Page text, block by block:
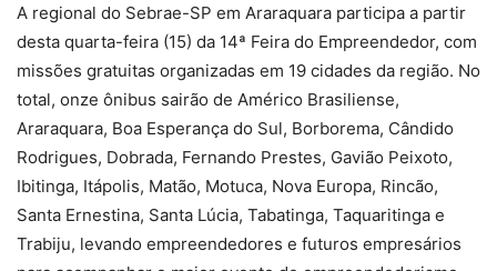
A regional do Sebrae-SP em Araraquara participa a partir
desta quarta-feira (15) da 14ª Feira do Empreendedor, com
missões gratuitas organizadas em 19 cidades da região. No
total, onze ônibus sairão de Américo Brasiliense,
Araraquara, Boa Esperança do Sul, Borborema, Cândido
Rodrigues, Dobrada, Fernando Prestes, Gavião Peixoto,
Ibitinga, Itápolis, Matão, Motuca, Nova Europa, Rincão,
Santa Ernestina, Santa Lúcia, Tabatinga, Taquaritinga e
Trabiju, levando empreendedores e futuros empresários